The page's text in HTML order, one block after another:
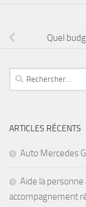
Quel
ARTICLES RÉCENTS
Auto Mercedes
Aide la
accompagnement